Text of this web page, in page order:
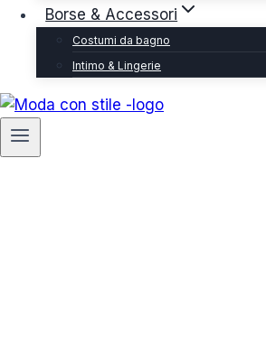
Borse & Accessori
Costumi da bagno
Intimo & Lingerie